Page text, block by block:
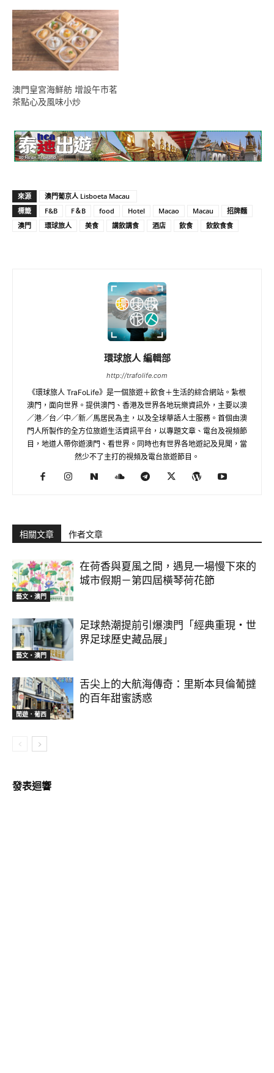
澳門皇宮海鮮舫 增設午市茗
茶點心及風味小炒
來源
澳門葡京人 Lisboeta Macau
標籤
F&B F＆B food Hotel Macao Macau
招牌麵
澳門
環球旅人 美食 講飲講食 酒店 飲食 飲飲食食
環球旅人 編輯部
http://trafolife.com
《環球旅人 TraFoLife》是一個旅遊＋飲食＋生活的綜合網站。紮根
澳門，面向世界。提供澳門、香港及世界各地玩樂資訊外，主要以澳
／港／台／中／新／馬居民為主，以及全球華語人士服務。首個由澳
門人所製作的全方位旅遊生活資訊平台，以專題文章、電台及視頻節
目，地道人帶你遊澳門、看世界。同時也有世界各地遊記及見聞，當
然少不了主打的視頻及電台旅遊節目。
相關文章 作者文章
藝文‧澳門
在荷香與夏風之間，遇見一場慢下來的
城市假期－第四屆橫琴荷花節
藝文‧澳門
足球熱潮提前引爆澳門「經典重現・世
界足球歷史藏品展」
閒遊．葡西
舌尖上的大航海傳奇：里斯本貝倫葡撻
的百年甜蜜誘惑
發表迴響